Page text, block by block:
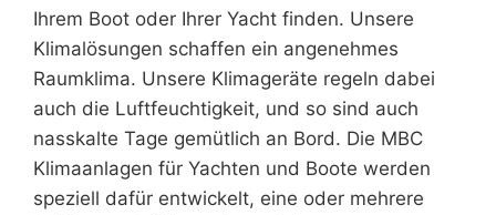
Ihrem Boot oder Ihrer Yacht finden. Unsere
Klimalösungen schaffen ein angenehmes
Raumklima. Unsere Klimageräte regeln dabei
auch die Luftfeuchtigkeit, und so sind auch
nasskalte Tage gemütlich an Bord. Die MBC
Klimaanlagen für Yachten und Boote werden
speziell dafür entwickelt, eine oder mehrere